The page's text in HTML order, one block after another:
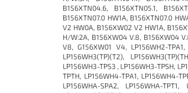
B156XTN04.6, B156XTN05.1,
B156XTN07.0 HW1A, B156XTN07.0
V2 HW0A, B156XW02 V2 HW1A,
H/W:2A, B156XW04 V.8, B156XW04
V8, G156XW01 V4, LP156WH2-TPA1,
LP156WH3(TP)(T2),
LP156WH3-TPS3 , LP156WH3-TPSH,
TPTH, LP156WH4-TPA1, LP156WH4-
LP156WHA-SPA2, LP156WHA-TPT1,